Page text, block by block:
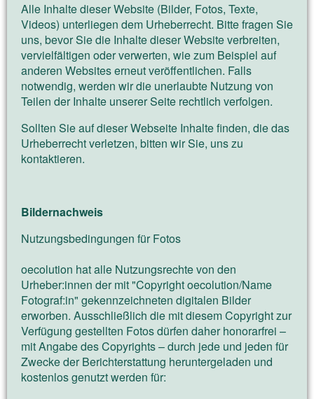
Alle Inhalte dieser Website (Bilder, Fotos, Texte,
Videos) unterliegen dem Urheberrecht. Bitte fragen Sie
uns, bevor Sie die Inhalte dieser Website verbreiten,
vervielfältigen oder verwerten, wie zum Beispiel auf
anderen Websites erneut veröffentlichen. Falls
notwendig, werden wir die unerlaubte Nutzung von
Teilen der Inhalte unserer Seite rechtlich verfolgen.
Sollten Sie auf dieser Webseite Inhalte finden, die das
Urheberrecht verletzen, bitten wir Sie, uns zu
kontaktieren.
Bildernachweis
Nutzungsbedingungen für Fotos
oecolution hat alle Nutzungsrechte von den
Urheber:innen der mit "Copyright oecolution/Name
Fotograf:in" gekennzeichneten digitalen Bilder
erworben. Ausschließlich die mit diesem Copyright zur
Verfügung gestellten Fotos dürfen daher honorarfrei –
mit Angabe des Copyrights – durch jede und jeden für
Zwecke der Berichterstattung heruntergeladen und
kostenlos genutzt werden für: